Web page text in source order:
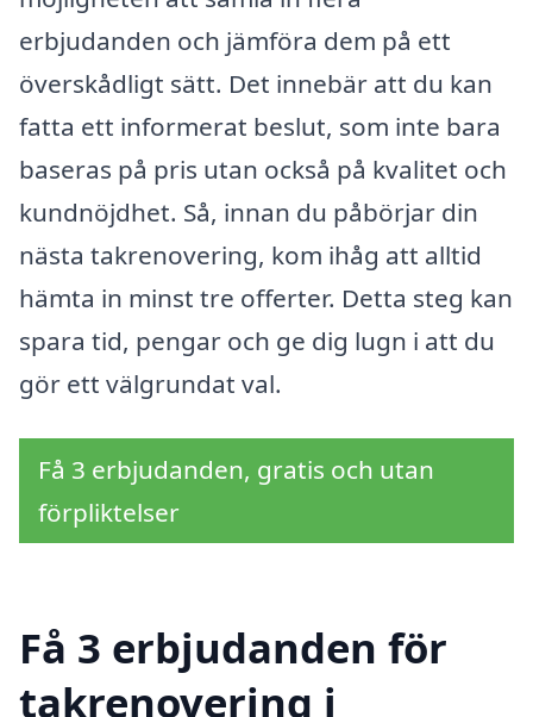
erbjudanden och jämföra dem på ett
överskådligt sätt. Det innebär att du kan
fatta ett informerat beslut, som inte bara
baseras på pris utan också på kvalitet och
kundnöjdhet. Så, innan du påbörjar din
nästa takrenovering, kom ihåg att alltid
hämta in minst tre offerter. Detta steg kan
spara tid, pengar och ge dig lugn i att du
gör ett välgrundat val.
Få 3 erbjudanden, gratis och utan
förpliktelser
Få 3 erbjudanden för
takrenovering i